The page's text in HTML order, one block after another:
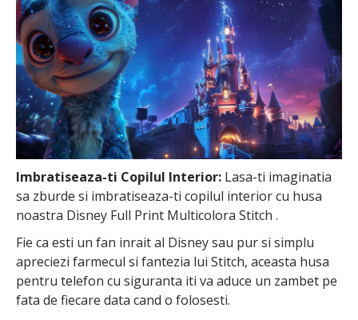
Imbratiseaza-ti Copilul Interior: Lasa-ti imaginatia
sa zburde si imbratiseaza-ti copilul interior cu husa
noastra Disney Full Print Multicolora Stitch .
Fie ca esti un fan inrait al Disney sau pur si simplu
apreciezi farmecul si fantezia lui Stitch, aceasta husa
pentru telefon cu siguranta iti va aduce un zambet pe
fata de fiecare data cand o folosesti.